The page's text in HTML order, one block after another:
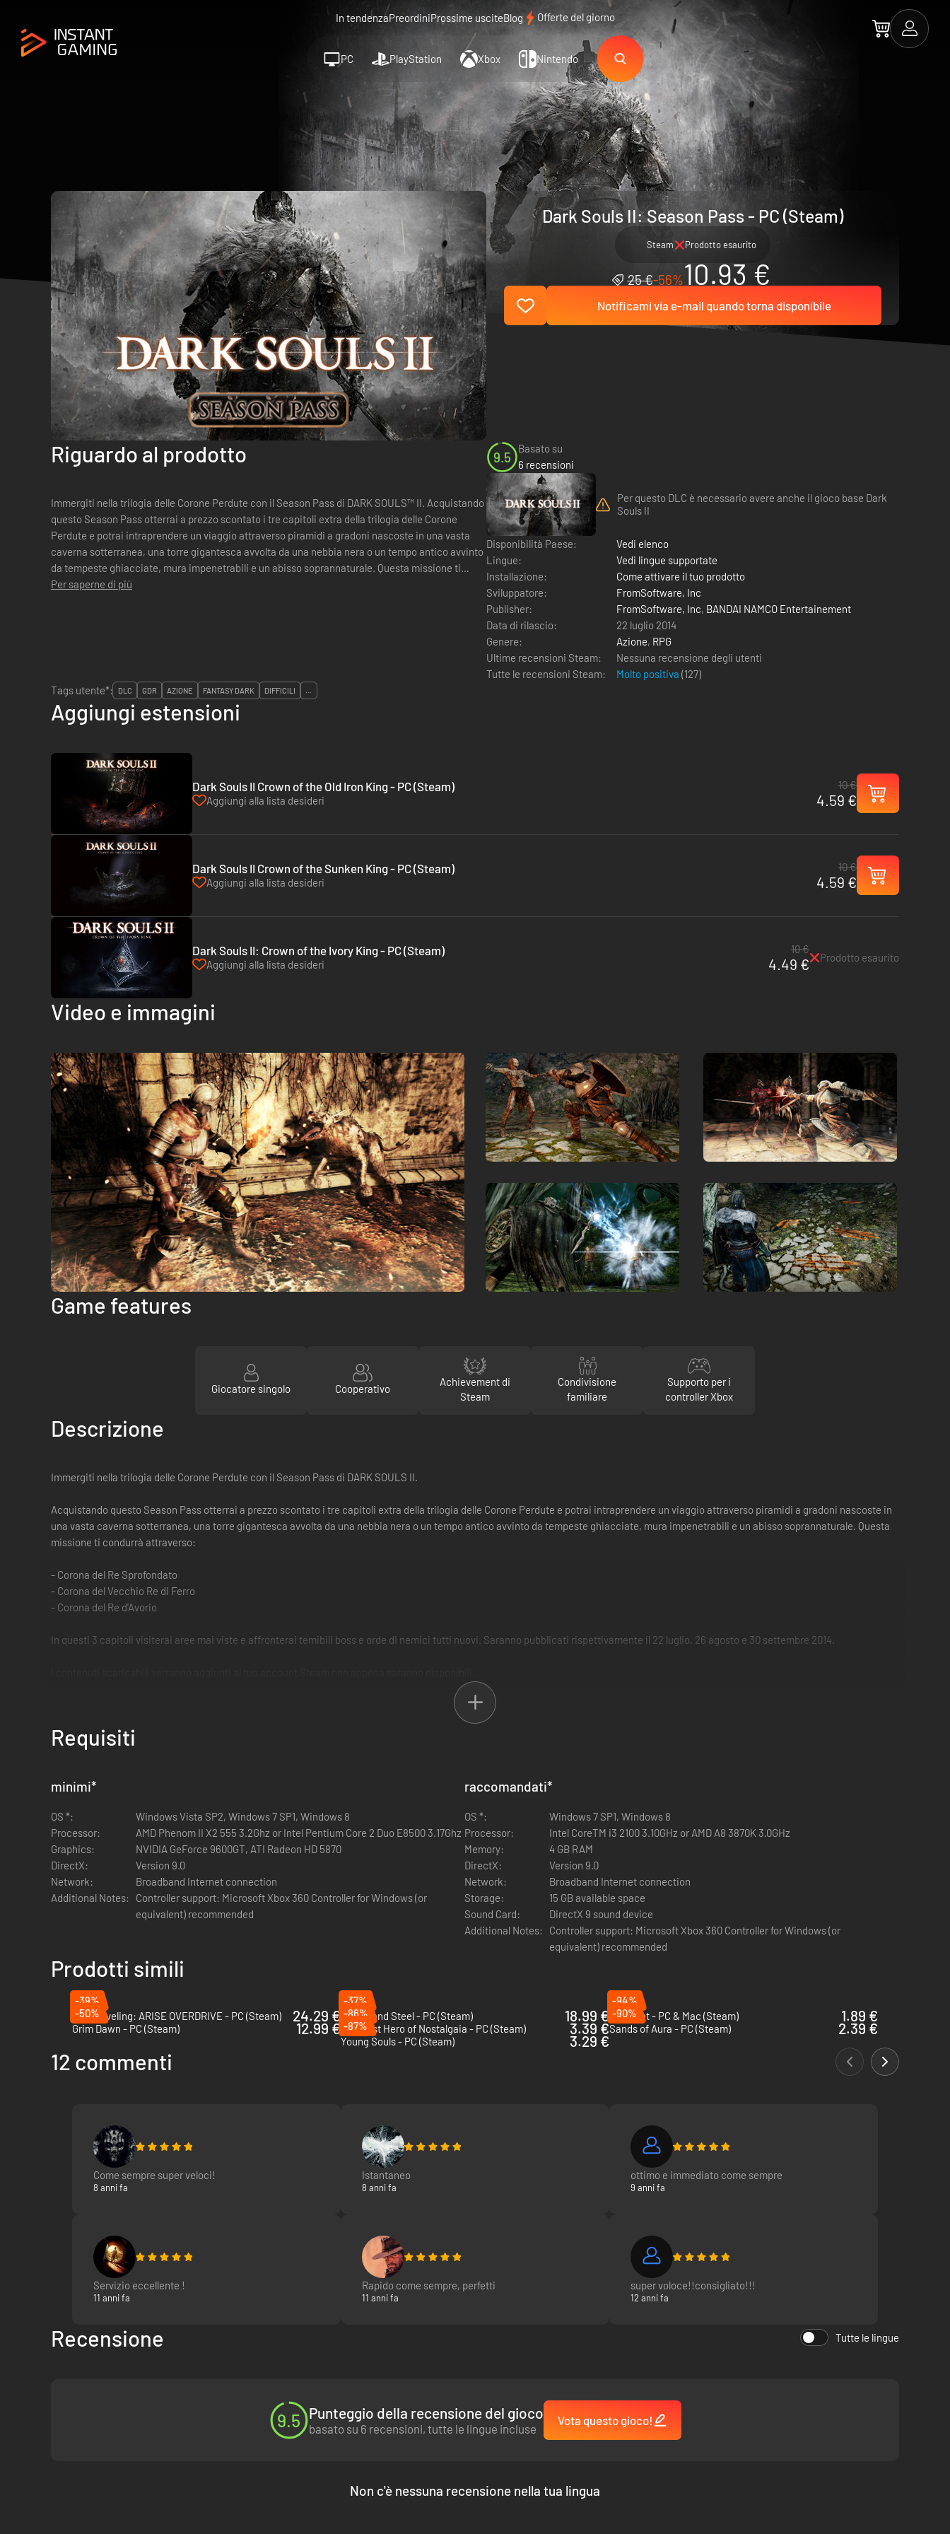
In tendenzaPreordiniProssime usciteBlog Offerte del giorno
PC PlayStation Xbox Nintendo
Dark Souls II: Season Pass - PC (Steam)
Steam Prodotto esaurito
25 €-56%10.93 €
Notificami via e-mail quando torna disponibile
Riguardo al prodotto
Immergiti nella trilogia delle Corone Perdute con il Season Pass di DARK SOULS™ II. Acquistando
questo Season Pass otterrai a prezzo scontato i tre capitoli extra della trilogia delle Corone
Perdute e potrai intraprendere un viaggio attraverso piramidi a gradoni nascoste in una vasta
caverna sotterranea, una torre gigantesca avvolta da una nebbia nera o un tempo antico avvinto
da tempeste ghiacciate, mura impenetrabili e un abisso soprannaturale. Questa missione ti
Per saperne di più
9.5
Basato su
6 recensioni
Per questo DLC è necessario avere anche il gioco base Dark
Souls II
Disponibilità Paese:
Vedi elenco
Lingue:
Vedi lingue supportate
Installazione:
Come attivare il tuo prodotto
Sviluppatore:
FromSoftware, Inc
Publisher:
FromSoftware, Inc, BANDAI NAMCO Entertainement
Data di rilascio:
22 luglio 2014
Genere:
Azione, RPG
Ultime recensioni Steam:
Nessuna recensione degli utenti
Tutte le recensioni Steam:
Molto positiva (127)
Tags utente*:
DLC GDR AZIONE FANTASY DARK DIFFICILI ...
Aggiungi estensioni
Dark Souls II Crown of the Old Iron King - PC (Steam)
Aggiungi alla lista desideri
10 €
4.59 €
Dark Souls II Crown of the Sunken King - PC (Steam)
Aggiungi alla lista desideri
10 €
4.59 €
Dark Souls II: Crown of the Ivory King - PC (Steam)
Aggiungi alla lista desideri
10 €
4.49 € Prodotto esaurito
Video e immagini
Game features
Giocatore singolo Cooperativo
Achievement di
Steam
Condivisione
familiare
Supporto per i
controller Xbox
Descrizione
Immergiti nella trilogia delle Corone Perdute con il Season Pass di DARK SOULS II.
Acquistando questo Season Pass otterrai a prezzo scontato i tre capitoli extra della trilogia delle Corone Perdute e potrai intraprendere un viaggio attraverso piramidi a gradoni nascoste in
una vasta caverna sotterranea, una torre gigantesca avvolta da una nebbia nera o un tempo antico avvinto da tempeste ghiacciate, mura impenetrabili e un abisso soprannaturale. Questa
missione ti condurrà attraverso:
- Corona del Re Sprofondato
- Corona del Vecchio Re di Ferro
- Corona del Re d'Avorio
In questi 3 capitoli visiterai aree mai viste e affronterai temibili boss e orde di nemici tutti nuovi. Saranno pubblicati rispettivamente il 22 luglio, 26 agosto e 30 settembre 2014.
Requisiti
minimi*
OS *:
Windows Vista SP2, Windows 7 SP1, Windows 8
Processor:
AMD Phenom II X2 555 3.2Ghz or Intel Pentium Core 2 Duo E8500 3.17Ghz
Graphics:
NVIDIA GeForce 9600GT, ATI Radeon HD 5870
DirectX:
Version 9.0
Network:
Broadband Internet connection
Additional Notes:
Controller support: Microsoft Xbox 360 Controller for Windows (or
equivalent) recommended
raccomandati*
OS *:
Windows 7 SP1, Windows 8
Processor:
Intel CoreTM i3 2100 3.10GHz or AMD A8 3870K 3.0GHz
Memory:
4 GB RAM
DirectX:
Version 9.0
Network:
Broadband Internet connection
Storage:
15 GB available space
Sound Card:
DirectX 9 sound device
Additional Notes:
Controller support: Microsoft Xbox 360 Controller for Windows (or
equivalent) recommended
Prodotti simili
-39%
Solo Leveling: ARISE OVERDRIVE - PC (Steam)
24.29 €
-37%
Of Ash and Steel - PC (Steam)
18.99 €
-94%
Hellpoint - PC & Mac (Steam)
1.89 €
-50%
Grim Dawn - PC (Steam)
12.99 €
-86%
The Last Hero of Nostalgaia - PC (Steam)
3.39 €
-90%
Sands of Aura - PC (Steam)
2.39 €
-87%
Young Souls - PC (Steam)
3.29 €
12 commenti
Come sempre super veloci!
8 anni fa
Istantaneo
8 anni fa
ottimo e immediato come sempre
9 anni fa
Servizio eccellente !
11 anni fa
Rapido come sempre, perfetti
11 anni fa
super voloce!!consigliato!!!
12 anni fa
Recensione Tutte le lingue
9.5 Punteggio della recensione del gioco
basato su 6 recensioni, tutte le lingue incluse
Vota questo gioco!
Non c'è nessuna recensione nella tua lingua